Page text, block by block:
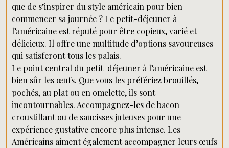
que de s’inspirer du style américain pour bien
commencer sa journée ? Le petit-déjeuner à
l’américaine est réputé pour être copieux, varié et
délicieux. Il offre une multitude d’options savoureuses
qui satisferont tous les palais.
Le point central du petit-déjeuner à l’américaine est
bien sûr les œufs. Que vous les préfériez brouillés,
pochés, au plat ou en omelette, ils sont
incontournables. Accompagnez-les de bacon
croustillant ou de saucisses juteuses pour une
expérience gustative encore plus intense. Les
Américains aiment également accompagner leurs œufs